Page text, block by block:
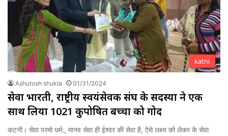
katni
Ashutosh shukla 01/31/2024
सेवा भारती, राष्ट्रीय स्वयंसेवक संघ के सदस्यों ने एक
साथ लिया 1021 कुपोषित बच्चों को गोद
कटनी। सेवा परमो धर्म:, मानव सेवा ही ईश्वर की सेवा है, ऐसे लक्ष्य को लेकर के सेवा